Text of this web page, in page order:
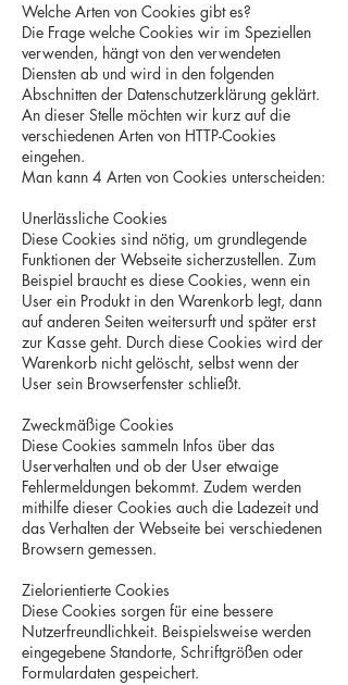
Welche Arten von Cookies gibt es?
Die Frage welche Cookies wir im Speziellen
verwenden, hängt von den verwendeten
Diensten ab und wird in den folgenden
Abschnitten der Datenschutzerklärung geklärt.
An dieser Stelle möchten wir kurz auf die
verschiedenen Arten von HTTP-Cookies
eingehen.
Man kann 4 Arten von Cookies unterscheiden:
Unerlässliche Cookies
Diese Cookies sind nötig, um grundlegende
Funktionen der Webseite sicherzustellen. Zum
Beispiel braucht es diese Cookies, wenn ein
User ein Produkt in den Warenkorb legt, dann
auf anderen Seiten weitersurft und später erst
zur Kasse geht. Durch diese Cookies wird der
Warenkorb nicht gelöscht, selbst wenn der
User sein Browserfenster schließt.
Zweckmäßige Cookies
Diese Cookies sammeln Infos über das
Userverhalten und ob der User etwaige
Fehlermeldungen bekommt. Zudem werden
mithilfe dieser Cookies auch die Ladezeit und
das Verhalten der Webseite bei verschiedenen
Browsern gemessen.
Zielorientierte Cookies
Diese Cookies sorgen für eine bessere
Nutzerfreundlichkeit. Beispielsweise werden
eingegebene Standorte, Schriftgrößen oder
Formulardaten gespeichert.